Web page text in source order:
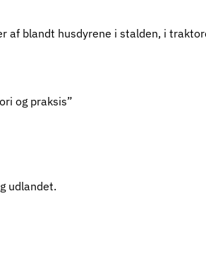
af blandt husdyrene i stalden, i
og praksis”
udlandet.